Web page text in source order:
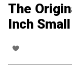
The
Inch